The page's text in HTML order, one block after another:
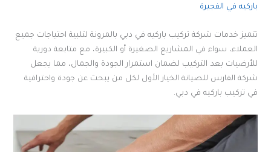
باركيه في الفجيرة
تتميز خدمات شركة تركيب باركيه في دبي بالمرونة لتلبية احتياجات جميع
العملاء، سواء في المشاريع الصغيرة أو الكبيرة، مع متابعة دورية
للأرضيات بعد التركيب لضمان استمرار الجودة والجمال، مما يجعل
شركة الفارس للصيانة الخيار الأول لكل من يبحث عن جودة واحترافية
في تركيب باركيه في دبي.